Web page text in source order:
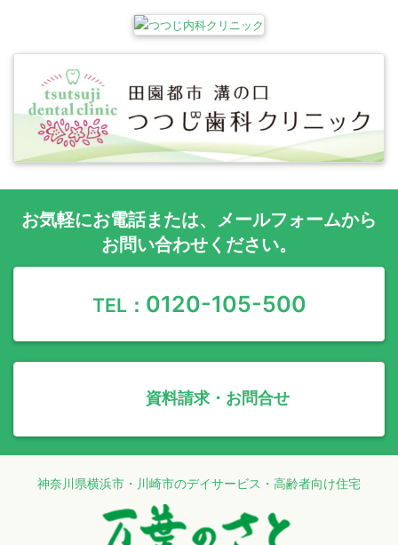
お気軽にお電話または、 メールフォームから
お問い合わせください。
TEL： 0120-105-500
資料請求・お問合せ
神奈川県横浜市・川崎市のデイサービス・高齢者向け住宅